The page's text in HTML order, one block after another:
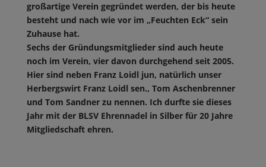
großartige Verein gegründet werden, der bis heute
besteht und nach wie vor im „Feuchten Eck“ sein
Zuhause hat.
Sechs der Gründungsmitglieder sind auch heute
noch im Verein, vier davon durchgehend seit 2005.
Hier sind neben Franz Loidl jun, natürlich unser
Herbergswirt Franz Loidl sen., Tom Aschenbrenner
und Tom Sandner zu nennen. Ich durfte sie dieses
Jahr mit der BLSV Ehrennadel in Silber für 20 Jahre
Mitgliedschaft ehren.